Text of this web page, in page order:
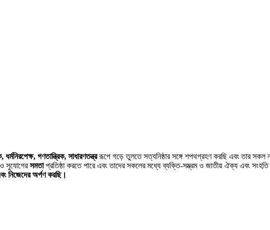
ধর্মনিরপেক্ষ, গণতান্ত্রিক, সাধারণতন্ত্ররূপে গড়ে তুলতে সত্যনিষ্ঠার সঙ্গে শপথগ্রহণ করছি এবং তার সকল
ও সুযোগেরসমতাপ্রতিষ্ঠা করতে পারে এবং তাদের সকলের মধ্যে ব্যক্তি-সম্ভ্রম ও জাতীয় ঐক্য এবং সংহতি
নিজেদের অর্পণ করছি।